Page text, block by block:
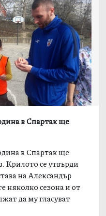
в Спартак ще
в Спартак ще
Крилото се утвърди
на Александър
няколко сезона и от
да му гласуват